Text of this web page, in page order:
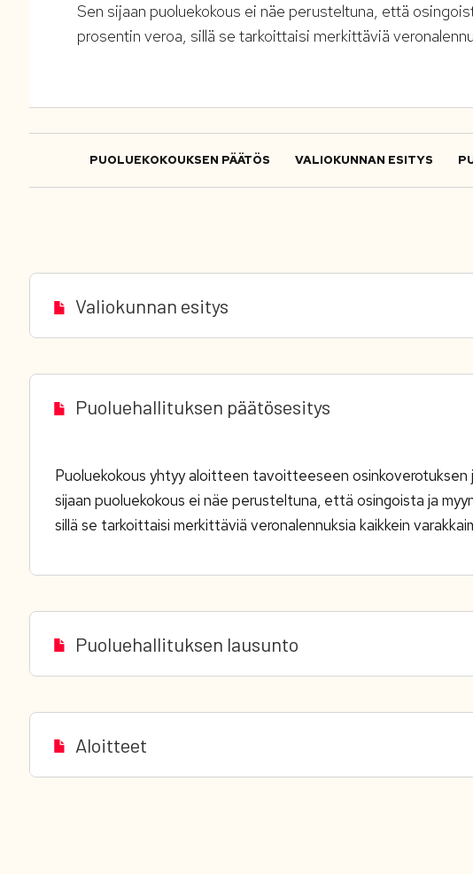
Sen sijaan puoluekokous ei näe perusteltuna, että
prosentin veroa, sillä se tarkoittaisi merkittäviä
PUOLUEKOKOUKSEN PÄÄTÖS VALIOKUNNAN ESITYS
Valiokunnan esitys
Puoluehallituksen päätösesitys
Puoluekokous yhtyy aloitteen tavoitteeseen
sijaan puoluekokous ei näe perusteltuna, että osingoista ja
sillä se tarkoittaisi merkittäviä veronalennuksia kaikkein
Puoluehallituksen lausunto
Aloitteet